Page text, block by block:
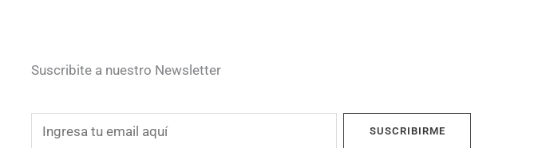
Suscribite a nuestro Newsletter
SUSCRIBIRME